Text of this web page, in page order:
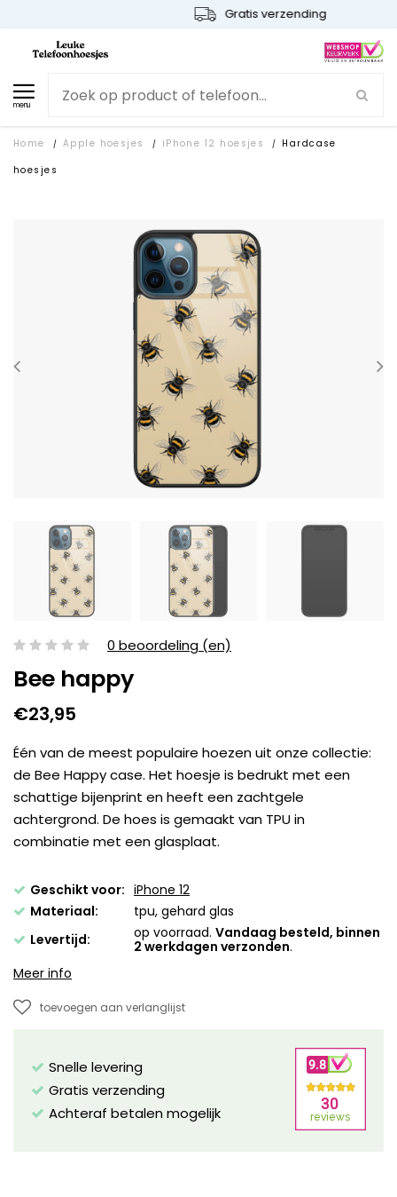
Gratis verzending
menu
Home / Apple hoesjes / iPhone 12 hoesjes /
Hardcase
hoesjes
0 beoordeling (en)
Bee happy
€23,95
Één van de meest populaire hoezen uit onze collectie:
de Bee Happy case. Het hoesje is bedrukt met een
schattige bijenprint en heeft een zachtgele
achtergrond. De hoes is gemaakt van TPU in
combinatie met een glasplaat.
Geschikt voor: iPhone 12
Materiaal:
tpu, gehard glas
Levertijd:
op voorraad. Vandaag besteld, binnen
2 werkdagen verzonden.
Meer info
toevoegen aan verlanglijst
Snelle levering
Gratis verzending
Achteraf betalen mogelijk